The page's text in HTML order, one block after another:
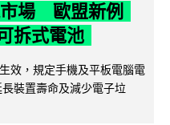
場 歐盟新例
拆式電池
效，規定手機及平板電腦電
裝置壽命及減少電子垃